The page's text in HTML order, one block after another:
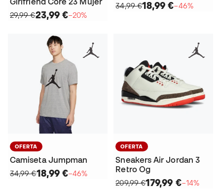
29,99 €23,99 €−20%
34,99 €18,99 €−46%
OFERTA
Camiseta Jumpman
34,99 €18,99 €−46%
OFERTA
Sneakers Air Jordan 3
Retro Og
209,99 €179,99 €−14%